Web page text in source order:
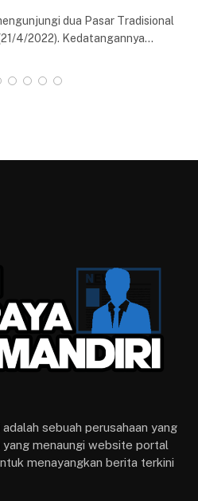
dua Pasar Tradisional
4/2022). Kedatangannya…
sebuah perusahaan yang
menaungi website portal
menayangkan berita terkini